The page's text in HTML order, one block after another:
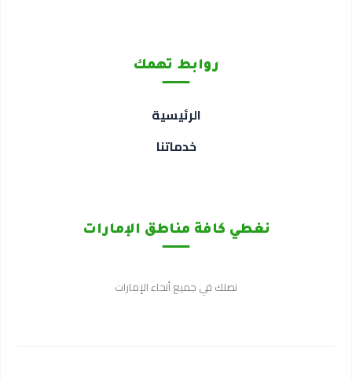
روابط تهمك
الرئيسية
خدماتنا
نغطي كافة مناطق الإمارات
نصلك في جميع أنحاء الإمارات